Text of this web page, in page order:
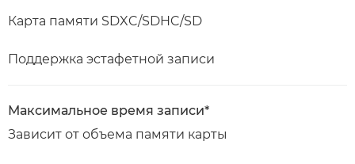
Карта памяти SDXC/SDHC/SD
Поддержка эстафетной записи
Максимальное время записи*
Зависит от объема памяти карты